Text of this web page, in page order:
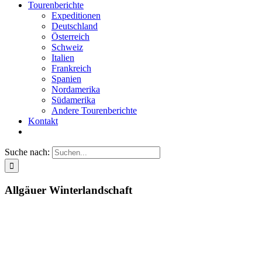
Tourenberichte
Expeditionen
Deutschland
Österreich
Schweiz
Italien
Frankreich
Spanien
Nordamerika
Südamerika
Andere Tourenberichte
Kontakt
Suche nach:
Allgäuer Winterlandschaft